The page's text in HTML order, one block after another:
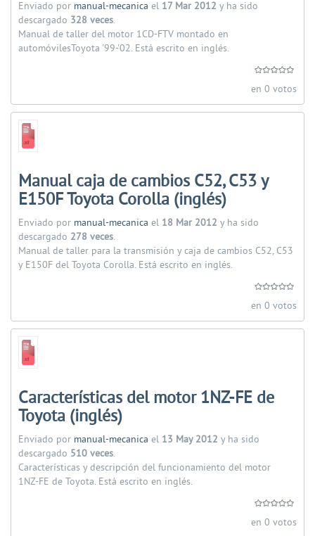
Enviado por manual-mecanica el 17 Mar 2012 y ha sido
descargado 328 veces.
Manual de taller del motor 1CD-FTV montado en
automóvilesToyota '99-'02. Está escrito en inglés.
en 0 votos
Manual caja de cambios C52, C53 y
E150F Toyota Corolla (inglés)
Enviado por manual-mecanica el 18 Mar 2012 y ha sido
descargado 278 veces.
Manual de taller para la transmisión y caja de cambios C52, C53
y E150F del Toyota Corolla. Está escrito en inglés.
en 0 votos
Características del motor 1NZ-FE de
Toyota (inglés)
Enviado por manual-mecanica el 13 May 2012 y ha sido
descargado 510 veces.
Características y descripción del funcionamiento del motor
1NZ-FE de Toyota. Está escrito en inglés.
en 0 votos